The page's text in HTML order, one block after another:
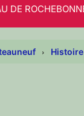
DE
Histoire